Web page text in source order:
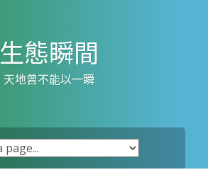
生態瞬間
天地曾不能以一瞬